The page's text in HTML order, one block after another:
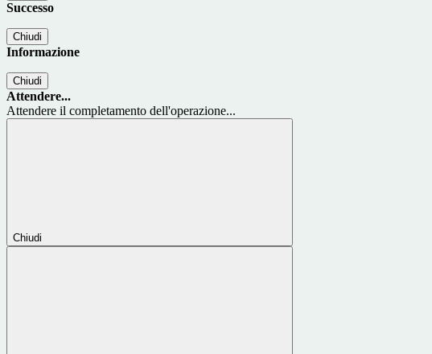
Successo
Chiudi
Informazione
Chiudi
Attendere...
Attendere il completamento dell'operazione...
Chiudi